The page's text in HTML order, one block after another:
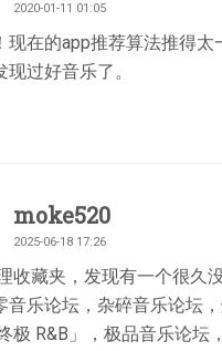
2020-01-11 01:05
现在的app推荐算法推得太
现过好音乐了。
moke520
2025-06-18 17:26
收藏夹，发现有一个很久
音乐论坛，杂碎音乐论坛
极 R&B」，极品音乐论坛